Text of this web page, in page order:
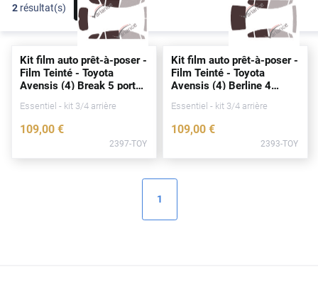
Hyundai
Land Rover
Mini
2 résultat(s) FILTRER
Kit film auto prêt-à-poser -
Film Teinté - Toyota
Avensis (4) Break 5portes
Essentiel - kit 3/4 arrière
109,00 €
2397-TOY
Kit film auto prêt-à-poser -
Film Teinté - Toyota
Avensis (4) Berline 4
Essentiel - kit 3/4 arrière
109,00 €
2393-TOY
1